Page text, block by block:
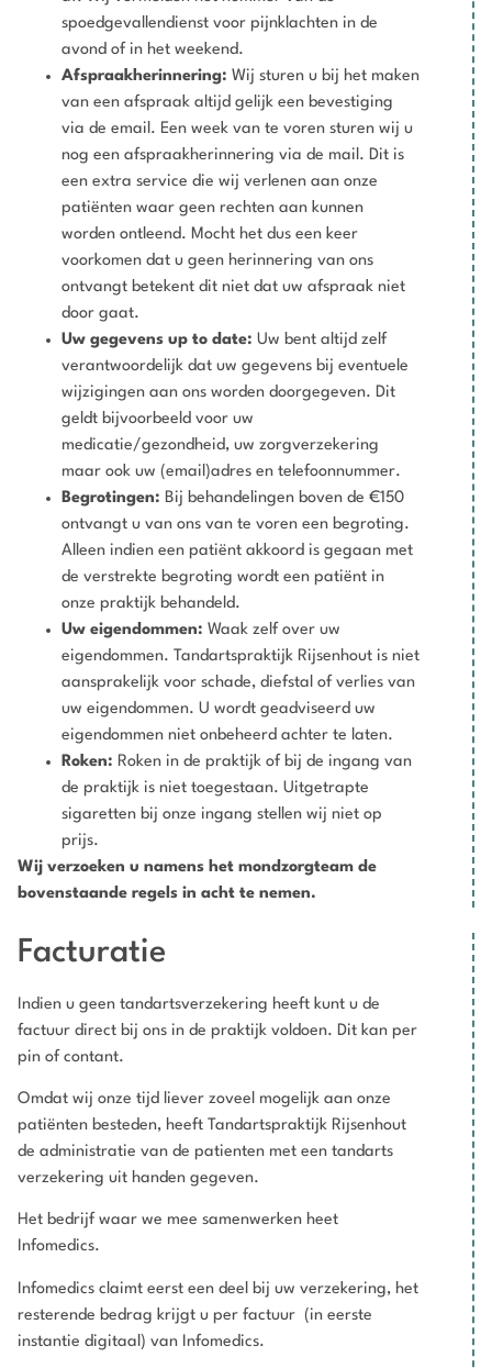
spoedgevallendienst voor pijnklachten in de
avond of in het weekend.
Afspraakherinnering: Wij sturen u bij het maken
van een afspraak altijd gelijk een bevestiging
via de email. Een week van te voren sturen wij u
nog een afspraakherinnering via de mail. Dit is
een extra service die wij verlenen aan onze
patiënten waar geen rechten aan kunnen
worden ontleend. Mocht het dus een keer
voorkomen dat u geen herinnering van ons
ontvangt betekent dit niet dat uw afspraak niet
door gaat.
Uw gegevens up to date: Uw bent altijd zelf
verantwoordelijk dat uw gegevens bij eventuele
wijzigingen aan ons worden doorgegeven. Dit
geldt bijvoorbeeld voor uw
medicatie/gezondheid, uw zorgverzekering
maar ook uw (email)adres en telefoonnummer.
Begrotingen: Bij behandelingen boven de €150
ontvangt u van ons van te voren een begroting.
Alleen indien een patiënt akkoord is gegaan met
de verstrekte begroting wordt een patiënt in
onze praktijk behandeld.
Uw eigendommen: Waak zelf over uw
eigendommen. Tandartspraktijk Rijsenhout is niet
aansprakelijk voor schade, diefstal of verlies van
uw eigendommen. U wordt geadviseerd uw
eigendommen niet onbeheerd achter te laten.
Roken: Roken in de praktijk of bij de ingang van
de praktijk is niet toegestaan. Uitgetrapte
sigaretten bij onze ingang stellen wij niet op
prijs.
Wij verzoeken u namens het mondzorgteam de
bovenstaande regels in acht te nemen.
Facturatie
Indien u geen tandartsverzekering heeft kunt u de
factuur direct bij ons in de praktijk voldoen. Dit kan per
pin of contant.
Omdat wij onze tijd liever zoveel mogelijk aan onze
patiënten besteden, heeft Tandartspraktijk Rijsenhout
de administratie van de patienten met een tandarts
verzekering uit handen gegeven.
Het bedrijf waar we mee samenwerken heet
Infomedics.
Infomedics claimt eerst een deel bij uw verzekering, het
resterende bedrag krijgt u per factuur (in eerste
instantie digitaal) van Infomedics.